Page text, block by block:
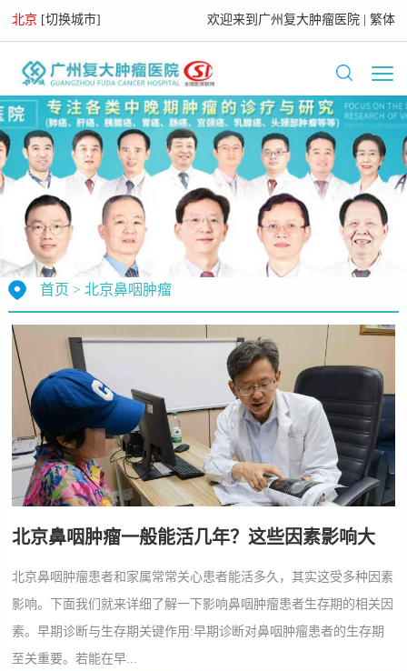
北京 [切换城市] 欢迎来到 广州复大肿瘤医院| 繁体
首页 > 北京鼻咽肿瘤
北京鼻咽肿瘤一般能活几年？这些因素影响大
北京鼻咽肿瘤患者和家属常常关心患者能活多久，其实这受多种因素
影响。下面我们就来详细了解一下影响鼻咽肿瘤患者生存期的相关因
素。早期诊断与生存期关键作用:早期诊断对鼻咽肿瘤患者的生存期
至关重要。若能在早...